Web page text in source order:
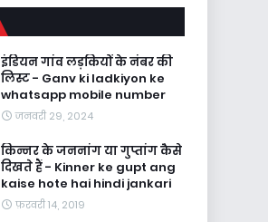
इंडियन गांव लड़कियों के नंबर की
लिस्ट - Ganv ki ladkiyon ke
whatsapp mobile number
जनवरी 29, 2024
किन्नर के जननांग या गुप्तांग कैसे
दिखते हैं - Kinner ke gupt ang
kaise hote hai hindi jankari
फ़रवरी 14, 2019